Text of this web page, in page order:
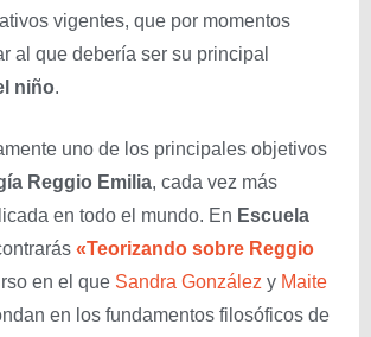
vigentes, que por momentos
al que debería ser su principal
niño.
uno de los principales objetivos
Reggio Emilia, cada vez más
en todo el mundo. En Escuela
«Teorizando sobre Reggio
en el que Sandra González y Maite
en los fundamentos filosóficos de